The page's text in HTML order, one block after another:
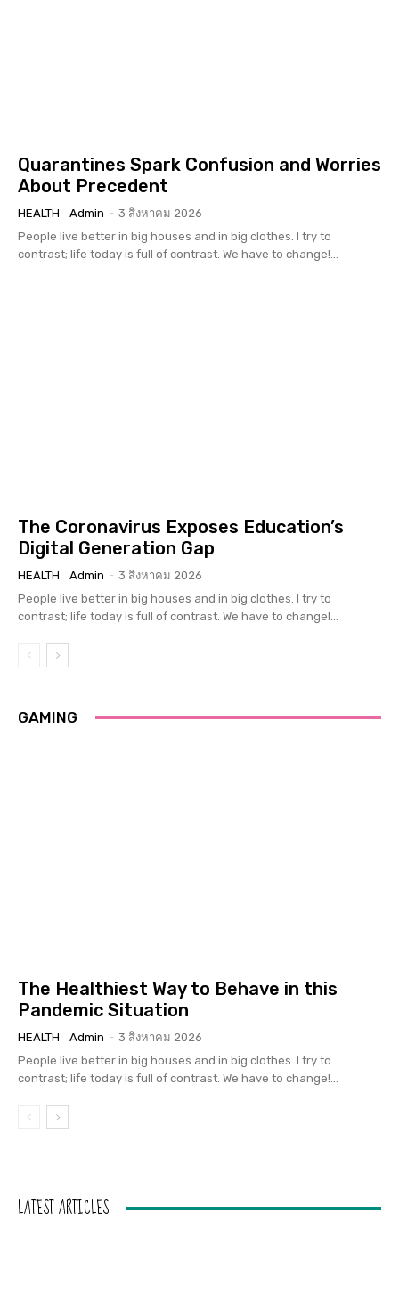
Quarantines Spark Confusion and Worries
About Precedent
HEALTH Admin - 3 สิงหาคม 2026
People live better in big houses and in big clothes. I try to
contrast; life today is full of contrast. We have to change!...
The Coronavirus Exposes Education’s
Digital Generation Gap
HEALTH Admin - 3 สิงหาคม 2026
People live better in big houses and in big clothes. I try to
contrast; life today is full of contrast. We have to change!...
GAMING
The Healthiest Way to Behave in this
Pandemic Situation
HEALTH Admin - 3 สิงหาคม 2026
People live better in big houses and in big clothes. I try to
contrast; life today is full of contrast. We have to change!...
LATEST ARTICLES